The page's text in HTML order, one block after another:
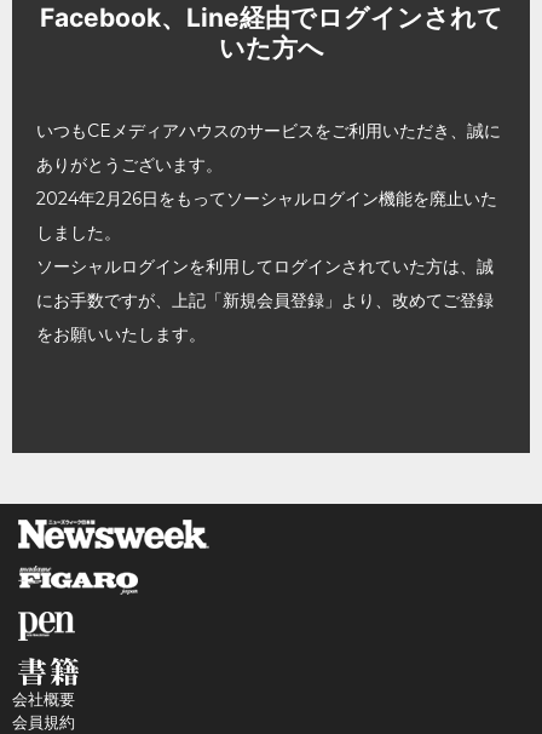
Facebook、Line経由でログインされて
いた方へ
いつもCEメディアハウスのサービスをご利用いただき、誠に
ありがとうございます。
2024年2月26日をもってソーシャルログイン機能を廃止いた
しました。
ソーシャルログインを利用してログインされていた方は、誠
にお手数ですが、上記「新規会員登録」より、改めてご登録
をお願いいたします。
会社概要
会員規約